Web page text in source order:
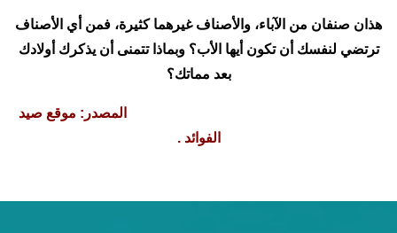
هذان صنفان من الآباء، والأصناف غيرهما كثيرة، فمن أي الأصناف
ترتضي لنفسك أن تكون أيها الأب؟ وبماذا تتمنى أن يذكرك أولادك
بعد مماتك؟
المصدر: موقع صيد
الفوائد .